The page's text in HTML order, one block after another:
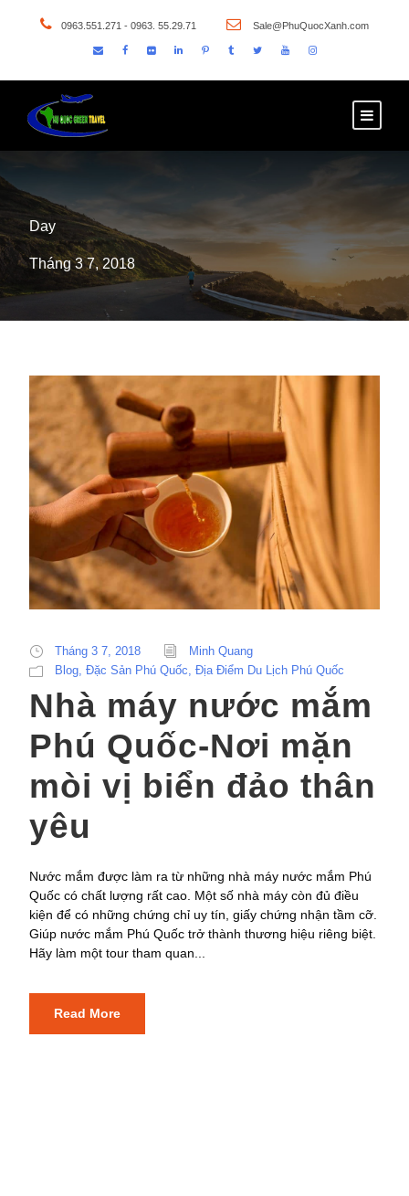
0963.551.271 - 0963. 55.29.71 Sale@PhuQuocXanh.com
Day
Tháng 3 7, 2018
Tháng 3 7, 2018
Minh Quang
Blog Đặc Sản Phú Quốc Địa Điểm Du Lịch Phú Quốc
Nhà máy nước mắm
Phú Quốc-Nơi mặn
mòi vị biển đảo thân
yêu
Nước mắm được làm ra từ những nhà máy nước mắm Phú
Quốc có chất lượng rất cao. Một số nhà máy còn đủ điều
kiện để có những chứng chỉ uy tín, giấy chứng nhận tầm cỡ.
Giúp nước mắm Phú Quốc trở thành thương hiệu riêng biệt.
Hãy làm một tour tham quan...
Read More